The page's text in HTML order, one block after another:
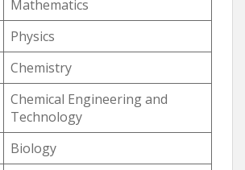
Mathematics
Physics
Chemistry
Chemical Engineering and
Technology
Biology